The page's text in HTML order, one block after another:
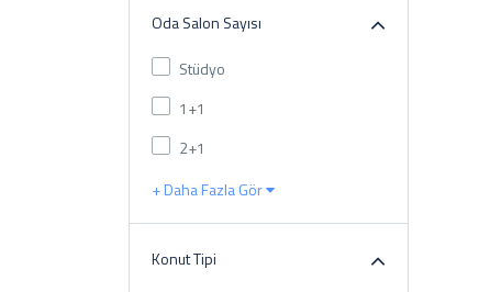
Oda Salon Sayısı
Stüdyo
1+1
2+1
+ Daha Fazla Gör
Konut Tipi